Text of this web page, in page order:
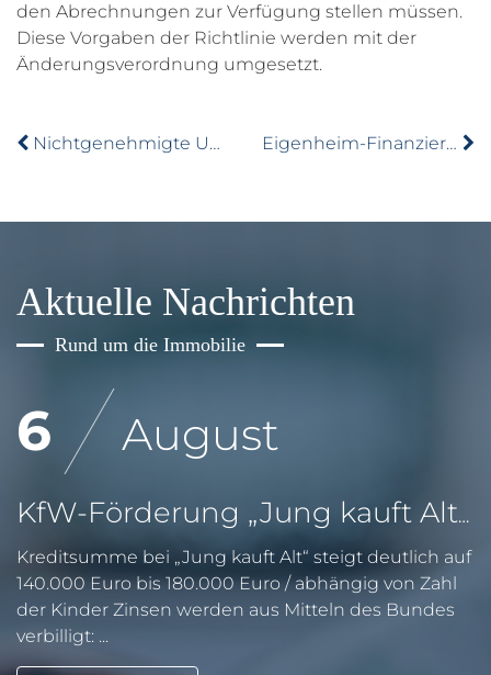
den Abrechnungen zur Verfügung stellen müssen.
Diese Vorgaben der Richtlinie werden mit der
Änderungsverordnung umgesetzt.
Nichtgenehmigte Untervermietung rechtfertigt Kündigung Eigenheim-Finanzierung: Kreditrechner der Stiftung Warentest
Aktuelle Nachrichten
Rund um die Immobilie
6 August
KfW-Förderung „Jung kauft Alt“: Höhere Kredite ab August 2026
Kreditsumme bei „Jung kauft Alt“ steigt deutlich auf
140.000 Euro bis 180.000 Euro / abhängig von Zahl
der Kinder Zinsen werden aus Mitteln des Bundes
verbilligt: ...